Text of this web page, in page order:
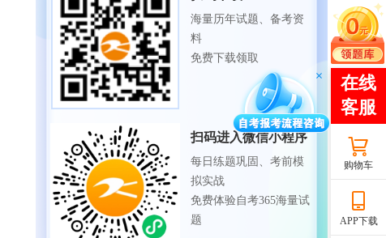
海量历年试题、备考资
料
免费下载领取
扫码进入微信小程序
每日练题巩固、考前模
拟实战
免费体验自考365海量试
题
购物车
APP下载